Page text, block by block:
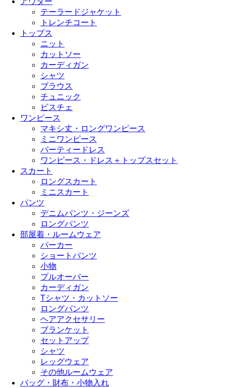
テーラードジャケット
トレンチコート
トップス
ニット
カットソー
カーディガン
シャツ
ブラウス
チュニック
ビスチェ
ワンピース
マキシ丈・ロングワンピース
ミニワンピース
パーティードレス
ワンピース・ドレス＋トップスセット
スカート
ロングスカート
ミニスカート
パンツ
デニムパンツ・ジーンズ
ロングパンツ
部屋着・ルームウェア
パーカー
ショートパンツ
小物
プルオーバー
カーディガン
Tシャツ・カットソー
ロングパンツ
ヘアアクセサリー
ブランケット
セットアップ
シャツ
レッグウェア
その他ルームウェア
バッグ・財布・小物入れ